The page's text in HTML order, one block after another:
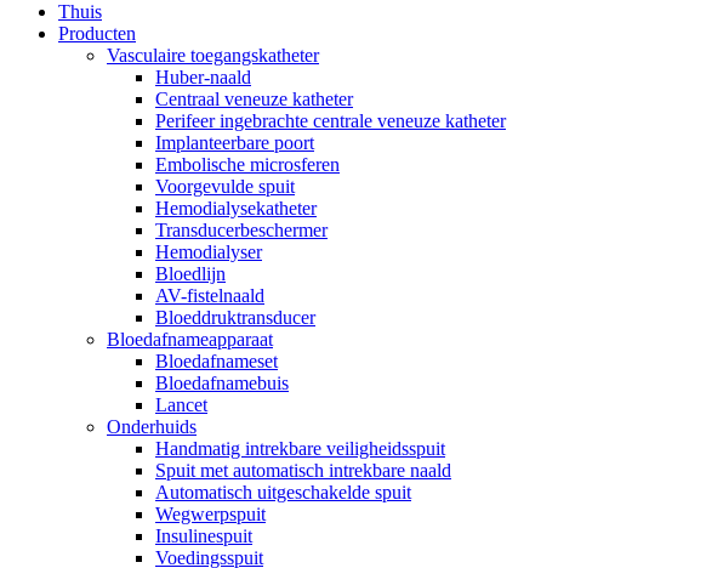
Thuis
Producten
Vasculaire toegangskatheter
Huber-naald
Centraal veneuze katheter
Perifeer ingebrachte centrale veneuze katheter
Implanteerbare poort
Embolische microsferen
Voorgevulde spuit
Hemodialysekatheter
Transducerbeschermer
Hemodialyser
Bloedlijn
AV-fistelnaald
Bloeddruktransducer
Bloedafnameapparaat
Bloedafnameset
Bloedafnamebuis
Lancet
Onderhuids
Handmatig intrekbare veiligheidsspuit
Spuit met automatisch intrekbare naald
Automatisch uitgeschakelde spuit
Wegwerpspuit
Insulinespuit
Voedingsspuit